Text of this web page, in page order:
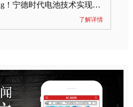
能量密度304Wh/kg！宁德时代电池技术实现突破
了解详情